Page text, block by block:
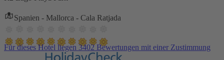
Spanien - Mallorca - Cala Ratjada
Für dieses Hotel liegen 3402 Bewertungen mit einer Zustimmung